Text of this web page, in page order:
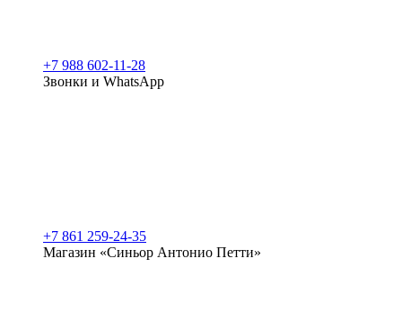
+7 988 602-11-28
Звонки и WhatsApp
+7 861 259-24-35
Магазин «Синьор Антонио Петти»